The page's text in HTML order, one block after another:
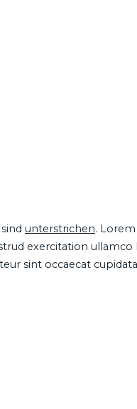
sind unterstrichen.
exercitation
sint occaecat